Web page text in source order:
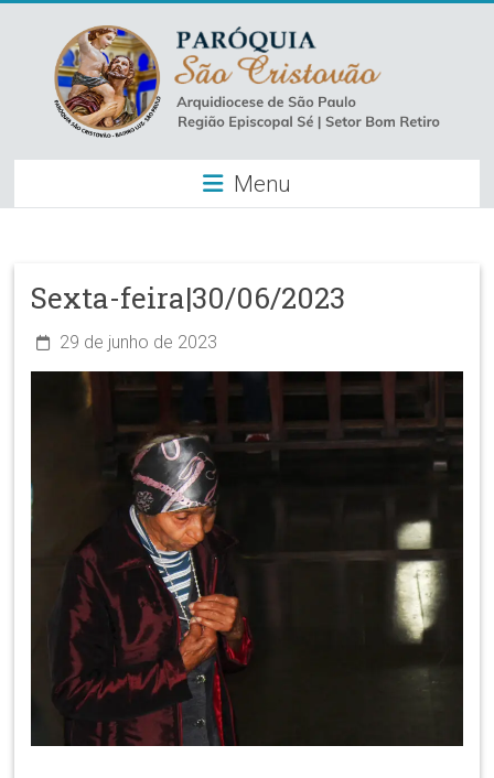
content
Paróquia
São
–
Luz
Arquidiocese
Região
Episcopal
Menu
Sexta-feira|30/06/2023
29 de junho de 2023